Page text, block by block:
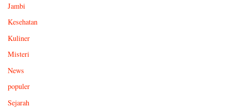
Jambi
Kesehatan
Kuliner
Misteri
News
populer
Sejarah